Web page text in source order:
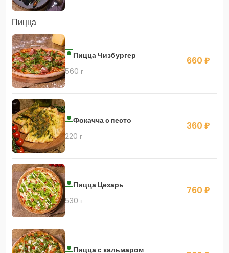
Пицца
Пицца Чизбургер
560 г
660 ₽
Фокачча с песто
220 г
360 ₽
Пицца Цезарь
530 г
760 ₽
Пицца с кальмаром